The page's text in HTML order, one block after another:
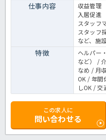
仕事内容
収益管理
入居促進
スタッフ
スタッフ
など、施
特徴
ヘルパー
など） /
なめ / 月
OK / 年間
しOK /
この求人に
問い合わせる